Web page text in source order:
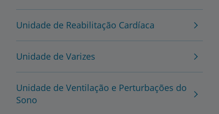
Unidade de Reabilitação Cardíaca
Unidade de Varizes
Unidade de Ventilação e Perturbações do
Sono